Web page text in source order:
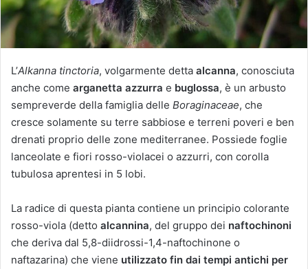
a
i
l
L’Alkanna tinctoria, volgarmente detta alcanna, conosciuta
anche come arganetta azzurra e buglossa, è un arbusto
sempreverde della famiglia delle Boraginaceae, che
cresce solamente su terre sabbiose e terreni poveri e ben
drenati proprio delle zone mediterranee. Possiede foglie
lanceolate e fiori rosso-violacei o azzurri, con corolla
tubulosa aprentesi in 5 lobi.
La radice di questa pianta contiene un principio colorante
rosso-viola (detto alcannina, del gruppo dei naftochinoni
che deriva dal 5,8-diidrossi-1,4-naftochinone o
naftazarina) che viene utilizzato fin dai tempi antichi per